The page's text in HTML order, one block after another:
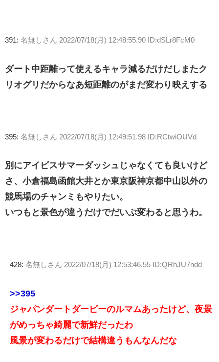
391: 名無しさん 2022/07/18(月) 12:48:55.90 ID:dSLr8FcM0
ダート中距離って使えるキャラ減るだけだしまたク
リオグリだからなあ短距離のがまだ変わり映えする
395: 名無しさん 2022/07/18(月) 12:49:51.98 ID:RCtwiOUVd
別にアイビスサマーダッシュじゃなくても良いけど
さ、小倉福島函館大井とか東京阪神京都中山以外の
競馬場のチャンミもやりたい。
いつもと景色が違うだけでだいぶ変わると思うわ。
428: 名無しさん 2022/07/18(月) 12:53:46.55 ID:QRhJU7ndd
>>395
ジャパンダートダービーのルマムあったけど、夜景
がめっちゃ綺麗で新鮮だったわ
風景が変わるだけで結構違うもんなんだな